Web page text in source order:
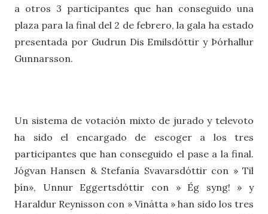
a otros 3 participantes que han conseguido una
plaza para la final del 2 de febrero, la gala ha estado
presentada por Gudrun Dis Emilsdóttir y Þórhallur
Gunnarsson.
Un sistema de votación mixto de jurado y televoto
ha sido el encargado de escoger a los tres
participantes que han conseguido el pase a la final.
Jógvan Hansen & Stefanía Svavarsdóttir con » Til
þín», Unnur Eggertsdóttir con » Ég syng! » y
Haraldur Reynisson con » Vinátta » han sido los tres